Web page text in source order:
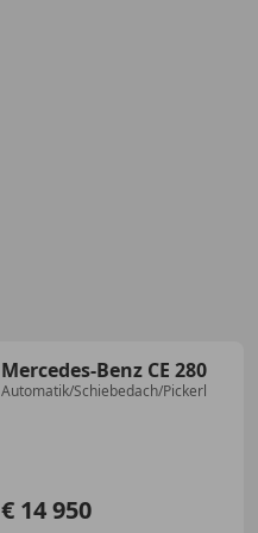
Mercedes-Benz CE 280
Automatik/Schiebedach/Pickerl
€ 14 950